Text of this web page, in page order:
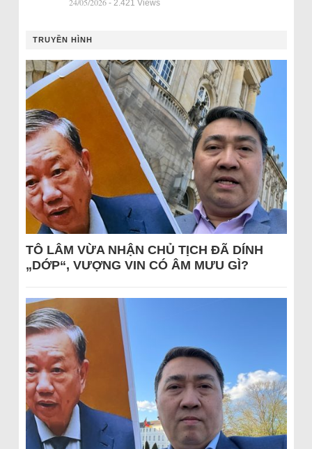
- 2.421 Views
TRUYỀN HÌNH
TÔ LÂM VỪA NHẬN CHỦ TỊCH ĐÃ DÍNH
„DỚP“, VƯỢNG VIN CÓ ÂM MƯU GÌ?